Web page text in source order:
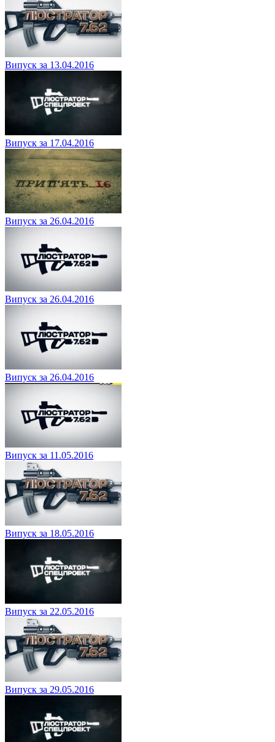
Випуск за 13.04.2016
Випуск за 17.04.2016
Випуск за 26.04.2016
Випуск за 26.04.2016
Випуск за 26.04.2016
Випуск за 11.05.2016
Випуск за 18.05.2016
Випуск за 22.05.2016
Випуск за 29.05.2016